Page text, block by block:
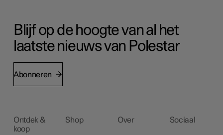
Blijf op de hoogte van al het
laatste nieuws van Polestar
Abonneren
Ontdek &
koop
Shop Over Sociaal